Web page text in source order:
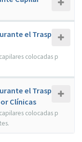
el Trasp
colocadas p
el Trasp
Clínicas
colocadas p